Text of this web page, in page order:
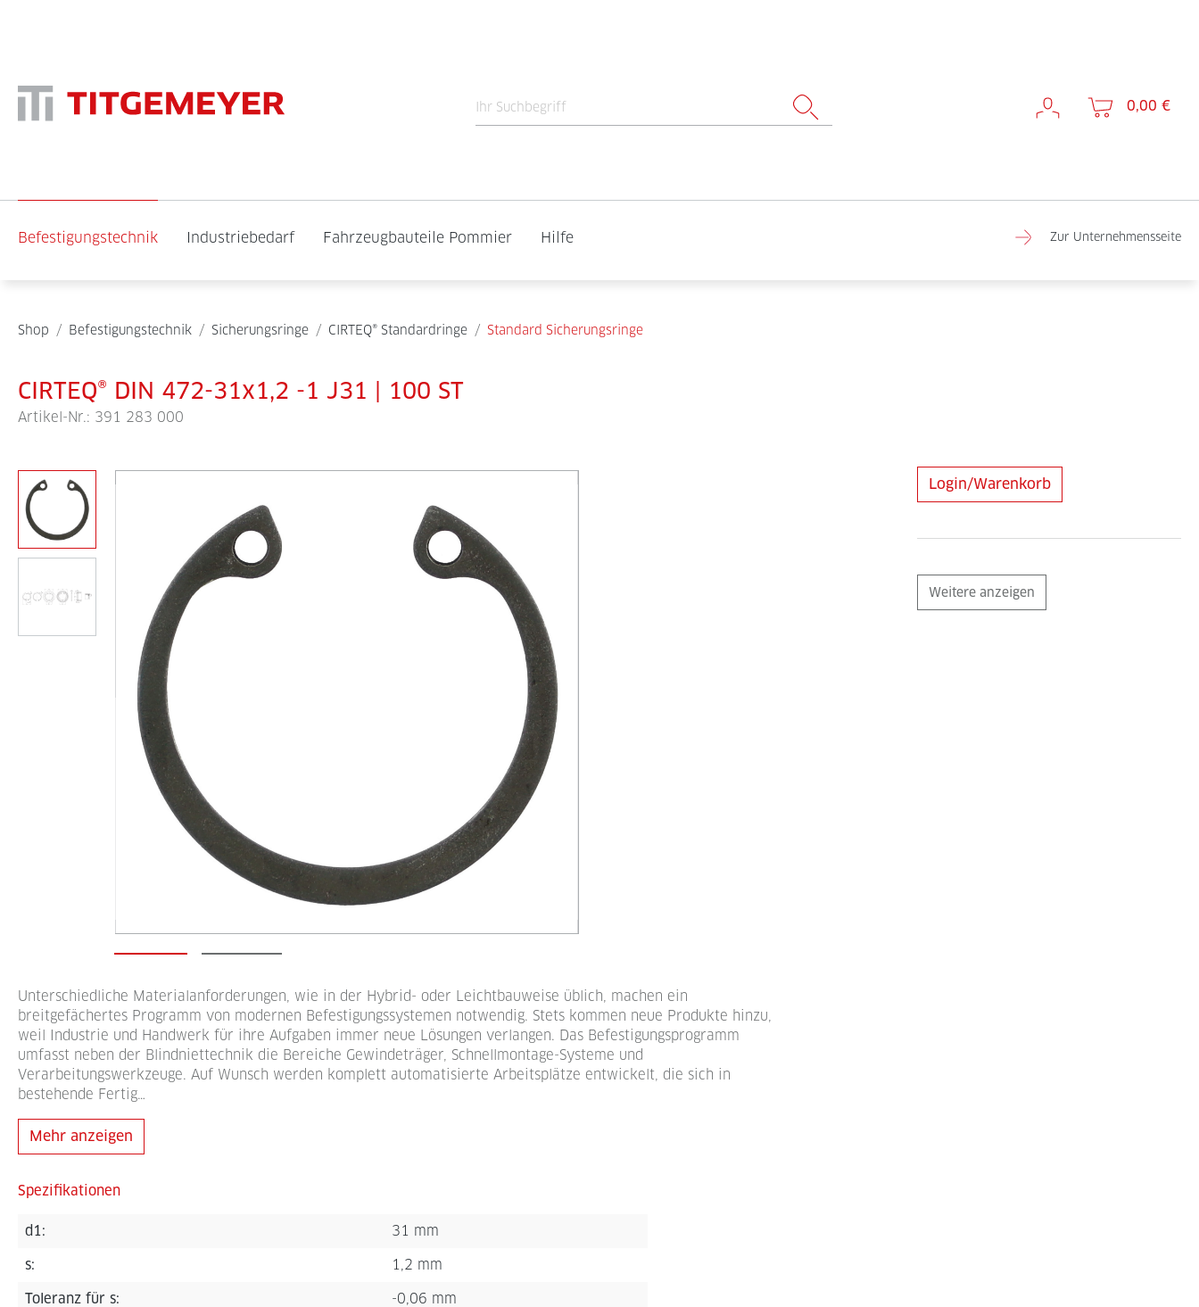
0,00 €
Befestigungstechnik Industriebedarf Fahrzeugbauteile Pommier Hilfe Zur Unternehmensseite
Shop / Befestigungstechnik / Sicherungsringe / CIRTEQ® Standardringe / Standard Sicherungsringe
CIRTEQ® DIN 472-31x1,2 -1 J31 | 100 ST
Artikel-Nr.: 391 283 000
Unterschiedliche Materialanforderungen, wie in der Hybrid- oder Leichtbauweise üblich, machen ein
breitgefächertes Programm von modernen Befestigungssystemen notwendig. Stets kommen neue Produkte hinzu,
weil Industrie und Handwerk für ihre Aufgaben immer neue Lösungen verlangen. Das Befestigungsprogramm
umfasst neben der Blindniettechnik die Bereiche Gewindeträger, Schnellmontage-Systeme und
Verarbeitungswerkzeuge. Auf Wunsch werden komplett automatisierte Arbeitsplätze entwickelt, die sich in
bestehende Fertig…
Mehr anzeigen
Spezifikationen
d1: 31 mm
s: 1,2 mm
Toleranz für s: -0,06 mm
Login/Warenkorb
Weitere anzeigen